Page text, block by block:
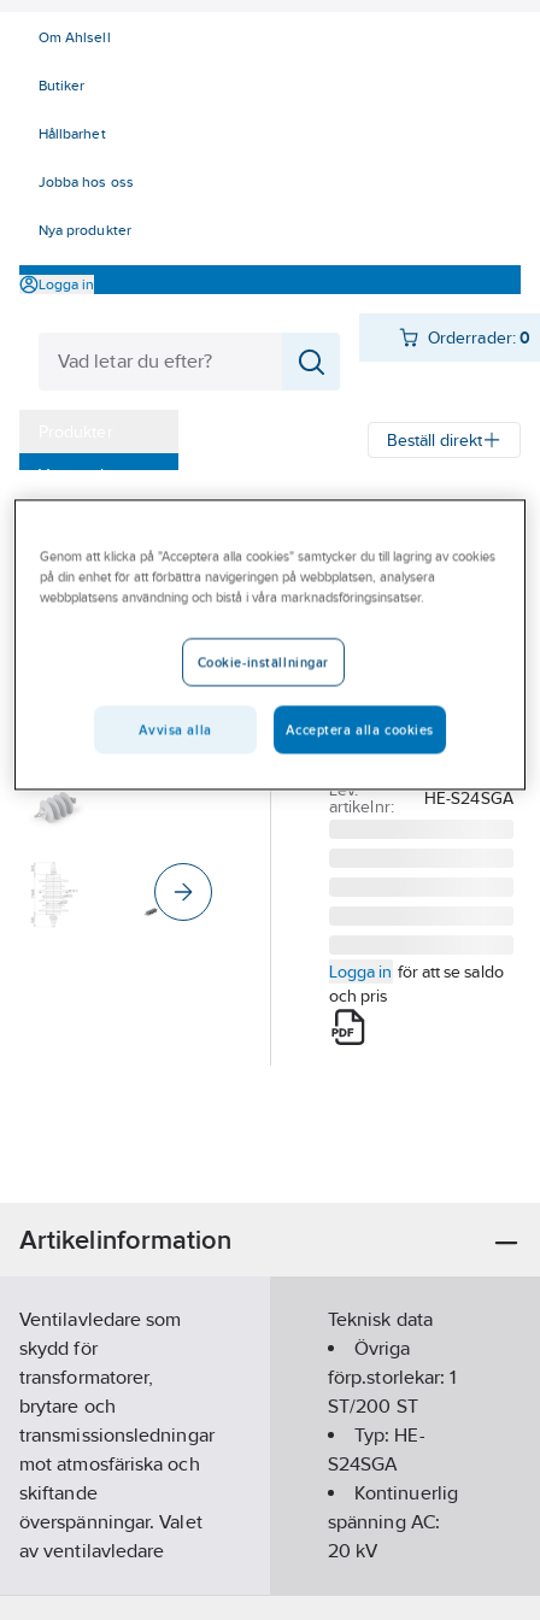
Om Ahlsell
Butiker
Hållbarhet
Jobba hos oss
Nya produkter
Logga in
Orderrader:0
Varumärken
Outlet
Branscher
Beställ direkt
ENSTO
VENTILAVLEDARE
20KV 10KA HE-
S24SGA
Lev.
artikelnr:
HE-S24SGA
Logga in för att se saldo
och pris
Artikelinformation
Ventilavledare som
skydd för
transformatorer,
brytare och
transmissionsledningar
mot atmosfäriska och
skiftande
överspänningar. Valet
av ventilavledare
Teknisk data
Övriga
förp.storlekar:1
ST/200 ST
Typ: HE-
S24SGA
Kontinuerlig
spänning AC:
20 kV
Genom att klicka på "Acceptera alla cookies" samtycker du till lagring av cookies
på din enhet för att förbättra navigeringen på webbplatsen, analysera
webbplatsens användning och bistå i våra marknadsföringsinsatser.
Cookie-inställningar
Avvisa alla Acceptera alla cookies